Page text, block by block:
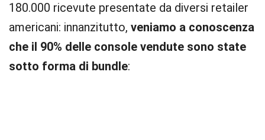
180.000 ricevute presentate da diversi retailer
americani: innanzitutto, veniamo a conoscenza
che il 90% delle console vendute sono state
sotto forma di bundle: